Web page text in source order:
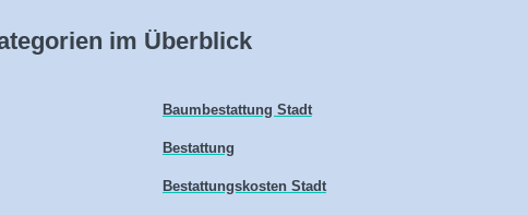
im Überblick
Baumbestattung Stadt
Bestattung
Bestattungskosten Stadt